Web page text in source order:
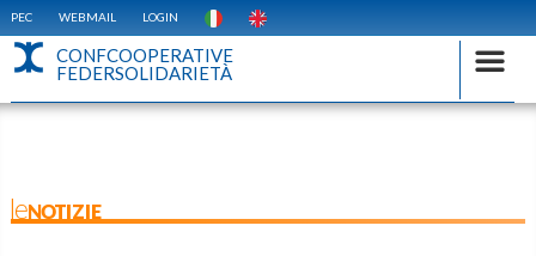
PEC WEBMAIL LOGIN
CONFCOOPERATIVE
FEDERSOLIDARIETÀ
leNOTIZIE